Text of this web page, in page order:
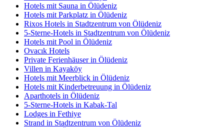
Hotels mit Sauna in Ölüdeniz
Hotels mit Parkplatz in Ölüdeniz
Rixos Hotels in Stadtzentrum von Ölüdeniz
5-Sterne-Hotels in Stadtzentrum von Ölüdeniz
Hotels mit Pool in Ölüdeniz
Ovacık Hotels
Private Ferienhäuser in Ölüdeniz
Villen in Kayaköy
Hotels mit Meerblick in Ölüdeniz
Hotels mit Kinderbetreuung in Ölüdeniz
Aparthotels in Ölüdeniz
5-Sterne-Hotels in Kabak-Tal
Lodges in Fethiye
Strand in Stadtzentrum von Ölüdeniz